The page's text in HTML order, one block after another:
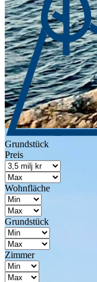
Grundstück
Preis
Wohnfläche
Grundstück
Zimmer